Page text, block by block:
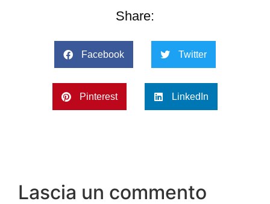
Share:
Facebook Twitter
Pinterest LinkedIn
Lascia un commento